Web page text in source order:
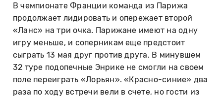
В чемпионате Франции команда из Парижа
продолжает лидировать и опережает второй
«Ланс» на три очка. Парижане имеют на одну
игру меньше, и соперникам еще предстоит
сыграть 13 мая друг против друга. В минувшем
32 туре подопечные Энрике не смогли на своем
поле переиграть «Лорьян». «Красно-синие» два
раза по ходу встречи вели в счете, но гости из